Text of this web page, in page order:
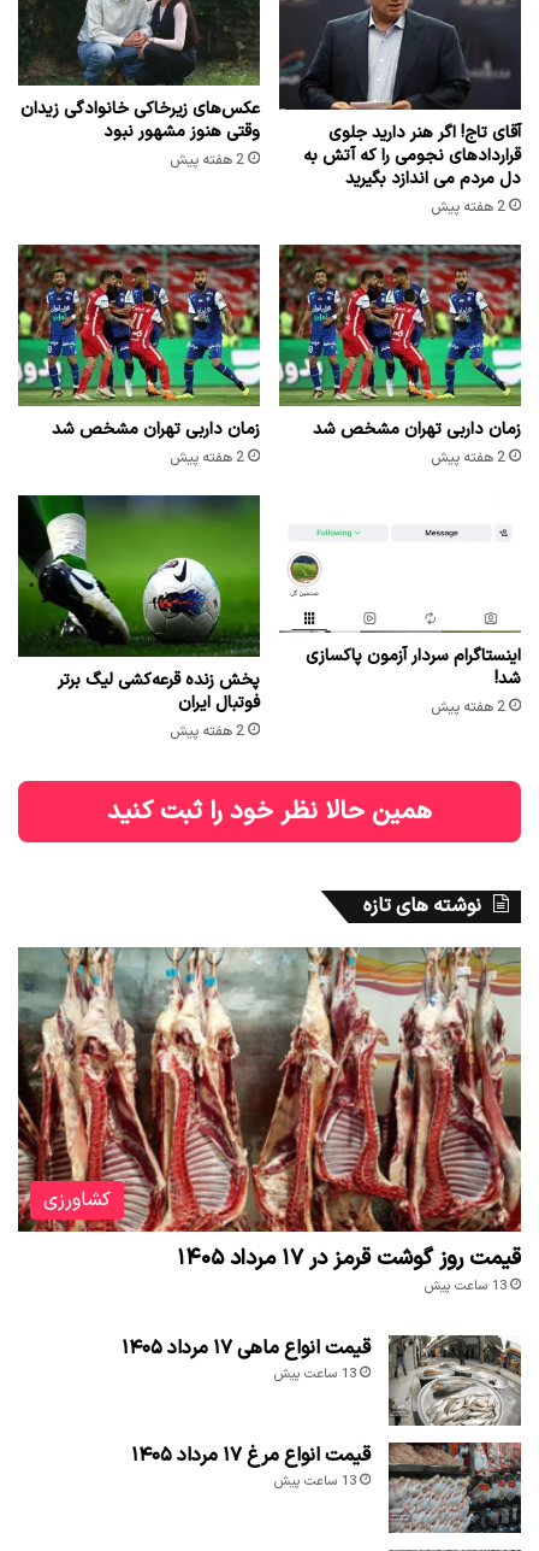
آقای تاج! اگر هنر دارید جلوی
قراردادهای نجومی را که آتش به
دل مردم می اندازد بگیرید
2 هفته پیش
عکس‌های زیرخاکی خانوادگی زیدان
وقتی هنوز مشهور نبود
2 هفته پیش
زمان داربی تهران مشخص شد
2 هفته پیش
زمان داربی تهران مشخص شد
2 هفته پیش
اینستاگرام سردار آزمون پاکسازی
شد!
2 هفته پیش
پخش زنده قرعه‌کشی لیگ برتر
فوتبال ایران
2 هفته پیش
همین حالا نظر خود را ثبت کنید
نوشته های تازه
کشاورزی
قیمت روز گوشت قرمز در ۱۷ مرداد ۱۴۰۵
13 ساعت پیش
قیمت انواع ماهی ۱۷ مرداد ۱۴۰۵
13 ساعت پیش
قیمت انواع مرغ ۱۷ مرداد ۱۴۰۵
13 ساعت پیش